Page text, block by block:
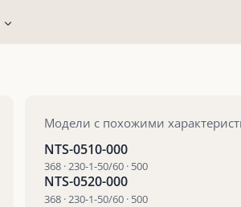
Модели с похожими
NTS-0510-000
368 · 230-1-50/60 · 500
NTS-0520-000
368 · 230-1-50/60 · 500